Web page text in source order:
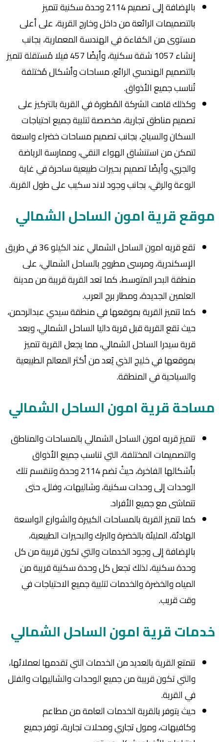
بالإضافة إلى تصميم 2114 وحدة سكنية تتميز
بالتصميمات الرائعة من داخل وخارج القرية، على أعلى
مستوى من الكفاءة في الهندسة المعمارية، بجانب
إنشاء 1057 شقة سكنية، وأيضًا 457 فيلا مُستقلة تتميز
بالتصميم الهندسي الرائع، مساحات وأشكال مُختلفة
تُناسب جميع الأذواق.
وكذلك قامت الشركة المُطورة في القرية بالتركيز على
تصميم مناطق تجارية، مخصصة لتلبية جميع احتياجات
السكان والسياح، بجانب تصميم مساحات خضراء واسعة
لتمكن من استنشاق الهواء النقي، وممارسة الرياضة
والجري، وأيضًا تصميم بحيرات طبيعية ساحرة في غاية
الروعة والرقي، بجانب وجود لاند سكيب على طول القرية.
موقع قرية امون الساحل الشمالي
تقع قريه امون الساحل الشمالي عند الكيلو 36 في طريق
الإسكندرية، ومرسى مطروح بالساحل الشمالي، على
منطقة البحر المتوسط، كما تعد القرية قريبة من مدينة
العلمين الجديدة، ومطار برج العرب.
كما تتميز القرية بموقعها في منطقة سيدي عبدالرحمن،
حيث تقع القرية قبل قرية داليا الساحل الشمالي، وبعد
قرية سيدرا الساحل الشمالي، مما يجعل القرية تتميز
بموقعها في خليج الذي يُعد من أكثر المعالم الطبيعية
والسياحية في المنطقة.
مساحة قرية امون الساحل الشمالي
تتميز قريه امون الساحل الشمالي بالمساحات والمناطق
والتصميمات المختلفة، التي تناسب جميع الأذواق
بأشكالها الفاخرة، حيثُ تضم 2114 وحدة وتنقسم تلك
الوحدات إلى وحدات سكنية، وشاليهات، وفلل، حتى
تتماشى مع جميع الأفراد.
كما تتميز القرية بالمساحات الكبيرة والشوارع الواسعة
الهادئة، المليئة بالخضرة والبرك والبحيرات الطبيعية،
بالإضافة إلى وجود الخدمات والتي تكون قريبة من كل
وحدة سكنية، لذلك تجعل كل وحدة سكنية قريبة من
المياه والخضرة والخدمات لتلبية جميع الاحتياجات في
وقت قريب.
خدمات قرية امون الساحل الشمالي
تتمتع القرية بالعديد من الخدمات التي تقدمها لعملائها،
والتي تكون قريبة من جميع الوحدات والشاليهات والفلل
في القرية.
حيث يتوفر بالقرية الخدمات العامة من مطاعم
وكافيهات، ومول تجاري ومحلات تجارية، توفر جميع